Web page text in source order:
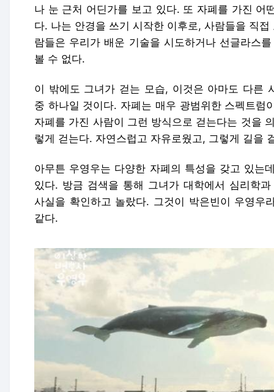
나 눈 근처 어딘가를 보고 있다. 또 자폐를 가진 어
다. 나는 안경을 쓰기 시작한 이후로, 사람들을 직
람들은 우리가 배운 기술을 시도하거나 선글라스
볼 수 없다.
이 밖에도 그녀가 걷는 모습, 이것은 아마도 다른
중 하나일 것이다. 자폐는 매우 광범위한 스펙트럼
자폐를 가진 사람이 그런 방식으로 걷는다는 것을
렇게 걷는다. 자연스럽고 자유로웠고, 그렇게 길을
아무튼 우영우는 다양한 자폐의 특성을 갖고 있는
있다. 방금 검색을 통해 그녀가 대학에서 심리학
사실을 확인하고 놀랐다. 그것이 박은빈이 우영
같다.